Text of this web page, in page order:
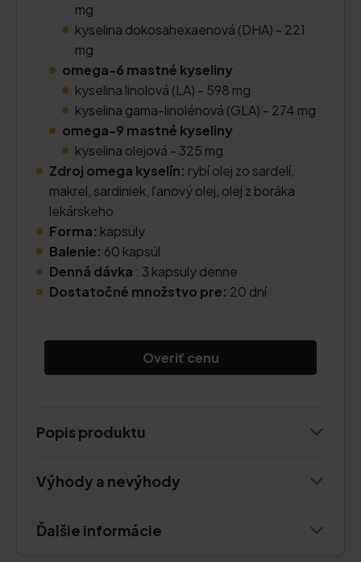
mg
kyselina dokosahexaenová (DHA) - 221
mg
omega-6 mastné kyseliny
kyselina linolová (LA) - 598 mg
kyselina gama-linolénová (GLA) - 274 mg
omega-9 mastné kyseliny
kyselina olejová - 325 mg
Zdroj omega kyselín: rybí olej zo sardelí,
makrel, sardiniek, ľanový olej, olej z boráka
lekárskeho
Forma: kapsuly
Balenie: 60 kapsúl
Denná dávka : 3 kapsuly denne
Dostatočné množstvo pre: 20 dní
Overiť cenu
Popis produktu
Výhody a nevýhody
Ďalšie informácie